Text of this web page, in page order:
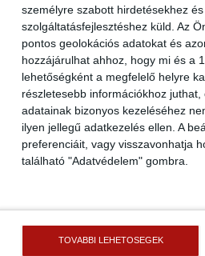
személyre szabott hirdetésekhez
szolgáltatásfejlesztéshez küld. Az
pontos geolokációs adatokat és
hozzájárulhat ahhoz, hogy mi és a
lehetőségként a megfelelő helyre
részletesebb információkhoz
adatainak bizonyos kezeléséhez
ilyen jellegű adatkezelés ellen. A
preferenciáit, vagy visszavonhatja
található "Adatvédelem" gombra.
TOVÁBBI LEHETŐSÉGEK
mutasd mind
m2
Eladó
Győrújbarát
119 900